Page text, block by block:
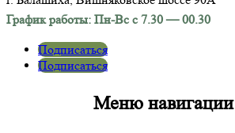
График работы: Пн-Вс с 7.30 — 00.30
Подписаться
Подписаться
Меню навигации